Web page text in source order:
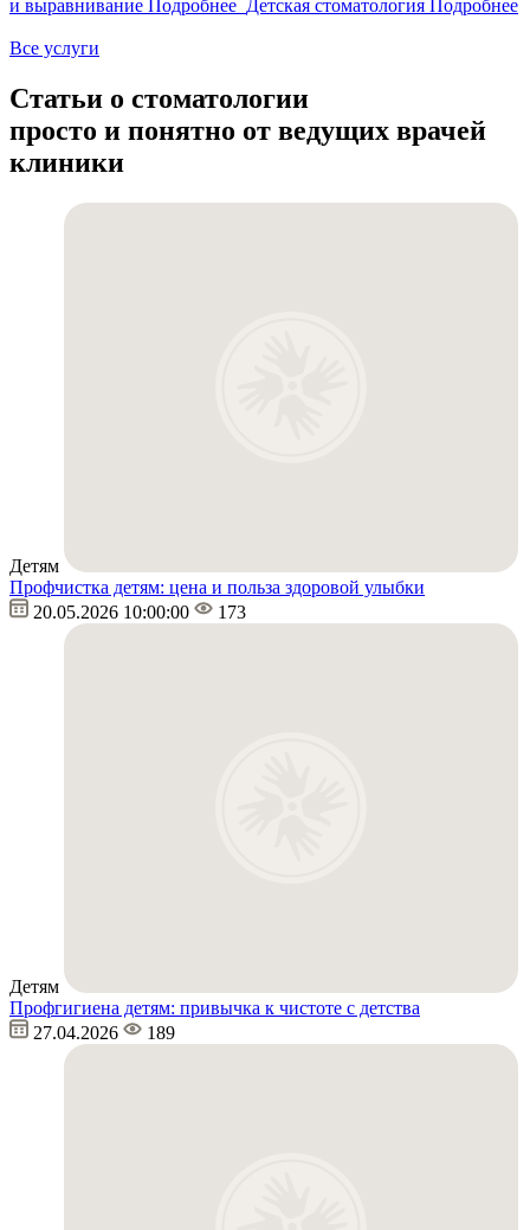
и выравнивание Подробнее Детская стоматология Подробнее
Все услуги
Статьи о стоматологии
просто и понятно от ведущих врачей
клиники
Детям
Профчистка детям: цена и польза здоровой улыбки
20.05.2026 10:00:00
173
Детям
Профгигиена детям: привычка к чистоте с детства
27.04.2026
189